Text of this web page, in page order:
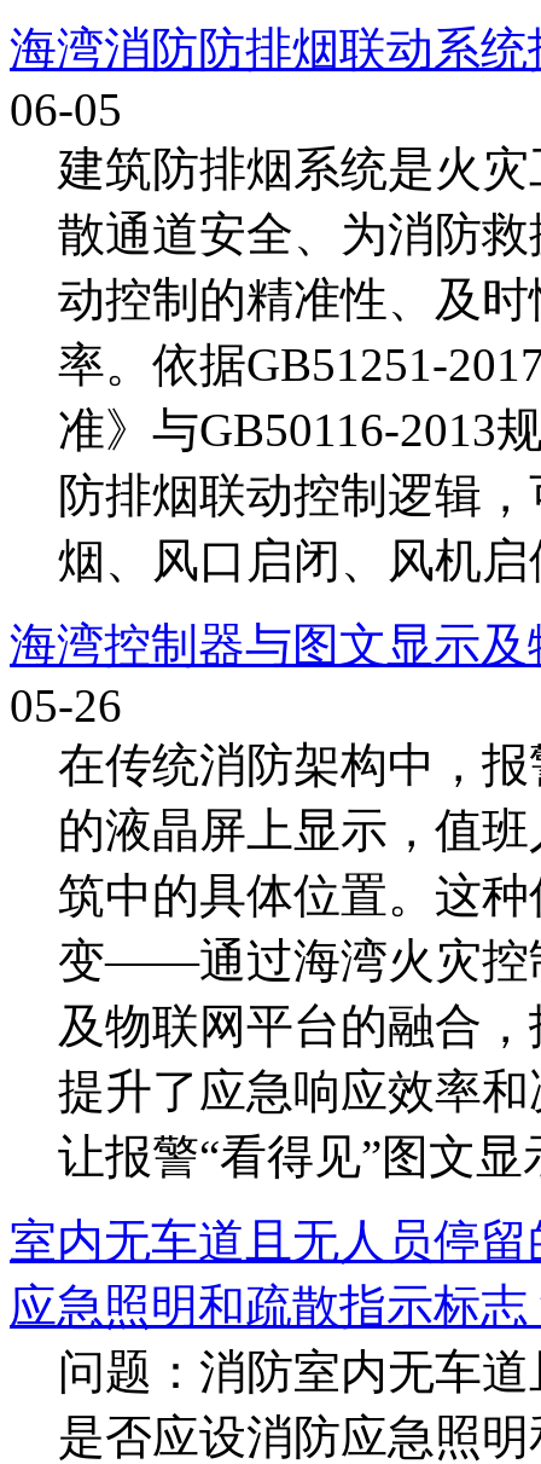
海湾消防防排烟联动系
06-05
建筑防排烟系统是火
散通道安全、为消防
动控制的精准性、及
率。依据GB51251-
准》与GB50116-2013
防排烟联动控制逻辑
烟、风口启闭、风机启
海湾控制器与图文显示
05-26
在传统消防架构中，
的液晶屏上显示，值
筑中的具体位置。这
变——通过海湾火灾控
及物联网平台的融合
提升了应急响应效率
让报警“看得见”图文显
室内无车道且无人员停
应急照明和疏散指示标志
问题：消防室内无车
是否应设消防应急照